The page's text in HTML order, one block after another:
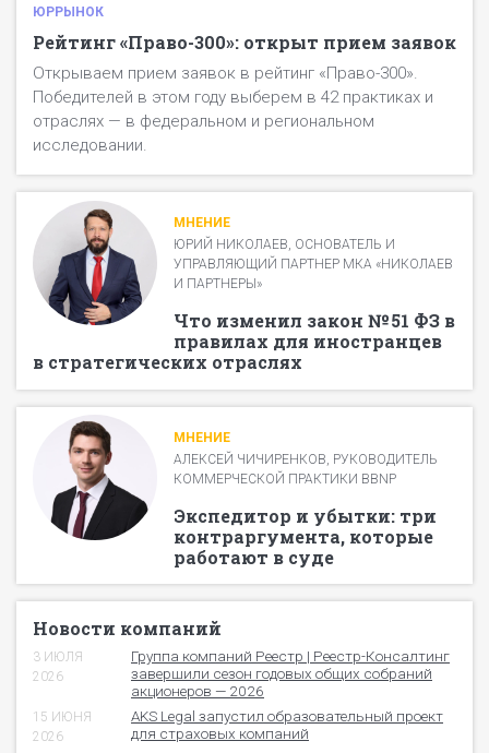
номинации в одной анкете);
финансовые документы — подтверждение
рэнкинге) в разделе «Загрузка документов»;
штатное расписание — подтверждение
В случае, если клиент не получил/не открыл письмо,
делается повторная рассылка по электронной
почте.
В случае, если участник указал контактный номер
Также организаторы рейтинга оставляют за собой
право позвонить клиенту.
Остальные билеты можно приобрести
дополнительно наevent.pravo.ru.
ЮРРЫНОК
Рейтинг «Право-300»: открыт прием заявок
Открываем прием заявок в рейтинг «Право-300».
Победителей в этом году выберем в 42 практиках и
отраслях — в федеральном и региональном
исследовании.
МНЕНИЕ
ЮРИЙ НИКОЛАЕВ, ОСНОВАТЕЛЬ И
УПРАВЛЯЮЩИЙ ПАРТНЕР МКА «НИКОЛАЕВ
И ПАРТНЕРЫ»
Что изменил закон № 51 ФЗ в
правилах для иностранцев
в стратегических отраслях
МНЕНИЕ
АЛЕКСЕЙ ЧИЧИРЕНКОВ, РУКОВОДИТЕЛЬ
КОММЕРЧЕСКОЙ ПРАКТИКИ BBNP
Экспедитор и убытки: три
контраргумента, которые
работают в суде
Новости компаний
3 ИЮЛЯ
2026
Группа компаний Реестр | Реестр-Консалтинг
завершили сезон годовых общих собраний
акционеров — 2026
15 ИЮНЯ
2026
AKS Legal запустил образовательный проект
для страховых компаний